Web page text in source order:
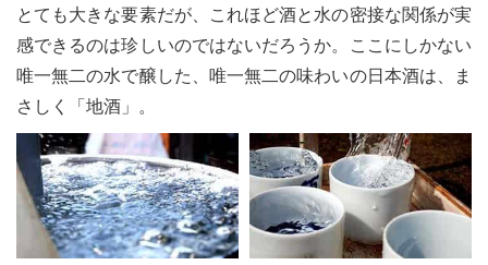
とても大きな要素だが、これほど酒と水の密接な関係が実
感できるのは珍しいのではないだろうか。ここにしかない
唯一無二の水で醸した、唯一無二の味わいの日本酒は、ま
さしく「地酒」。